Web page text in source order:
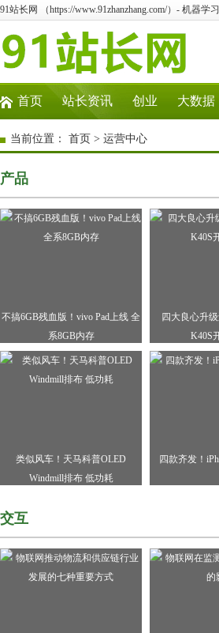
91站长网 （https://www.91zhanzhang.com/）- 机器
首页 站长资讯 创业 大数据
当前位置： 首页 > 运营中心
产品
不搞6GB残血版！vivo Pad上线 全
系8GB内存
四大良心升
K40S
类似风车！天马科普OLED
Windmill排布 低功耗
四款齐发！
交互